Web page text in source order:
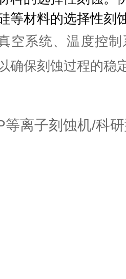
等材料的选择性刻
空系统、温度控
确保刻蚀过程的稳